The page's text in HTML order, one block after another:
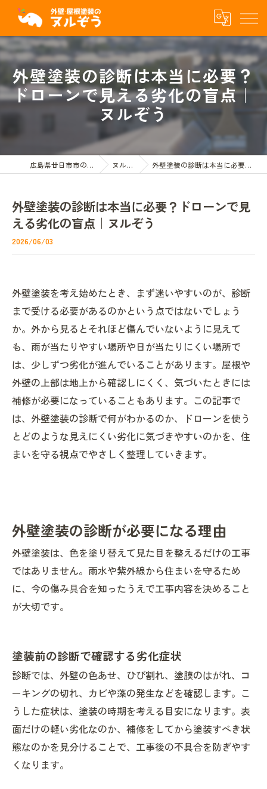
外壁塗装の診断は本当に必要？
ドローンで見える劣化の盲点｜
ヌルぞう
広島県廿日市市の屋根外壁塗装ならヌルぞう ヌルぞうBLOG 外壁塗装の診断は本当に必要？ドローンで見える劣化の盲点｜ヌルぞう
外壁塗装の診断は本当に必要？ドローンで見
える劣化の盲点｜ヌルぞう
2026/06/03
外壁塗装を考え始めたとき、まず迷いやすいのが、診断
まで受ける必要があるのかという点ではないでしょう
か。外から見るとそれほど傷んでいないように見えて
も、雨が当たりやすい場所や日が当たりにくい場所で
は、少しずつ劣化が進んでいることがあります。屋根や
外壁の上部は地上から確認しにくく、気づいたときには
補修が必要になっていることもあります。この記事で
は、外壁塗装の診断で何がわかるのか、ドローンを使う
とどのような見えにくい劣化に気づきやすいのかを、住
まいを守る視点でやさしく整理していきます。
外壁塗装の診断が必要になる理由
外壁塗装は、色を塗り替えて見た目を整えるだけの工事
ではありません。雨水や紫外線から住まいを守るため
に、今の傷み具合を知ったうえで工事内容を決めること
が大切です。
塗装前の診断で確認する劣化症状
診断では、外壁の色あせ、ひび割れ、塗膜のはがれ、コ
ーキングの切れ、カビや藻の発生などを確認します。こ
うした症状は、塗装の時期を考える目安になります。表
面だけの軽い劣化なのか、補修をしてから塗装すべき状
態なのかを見分けることで、工事後の不具合を防ぎやす
くなります。